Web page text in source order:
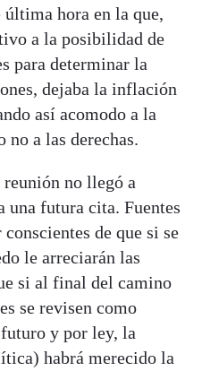
última hora en la que,
a la posibilidad de
para determinar la
dejaba la inflación
así acomodo a la
no a las derechas.
no llegó a
una futura cita. Fuentes
conscientes de que si se
le arreciarán las
si al final del camino
se revisen como
y por ley, la
habrá merecido la